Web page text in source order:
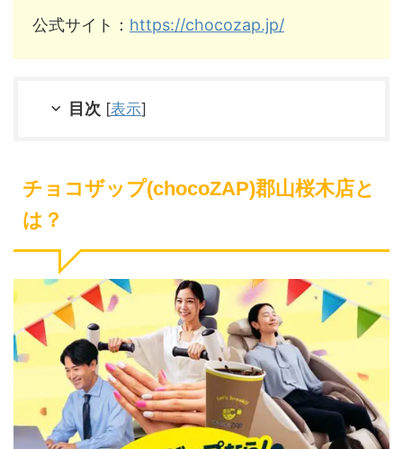
公式サイト： https://chocozap.jp/
目次 [表示]
チョコザップ(chocoZAP)郡山桜木店と
は？